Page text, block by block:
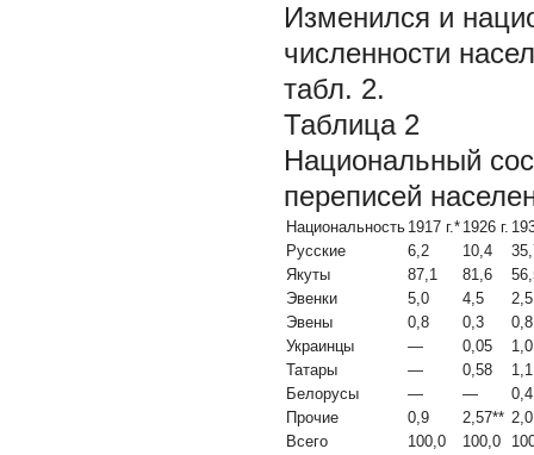
Изменился и
численности
табл. 2.
Таблица 2
Национальный
переписей
Национальность 1917 г.* 1926 г.
Русские
6,2 10,4
Якуты
87,1 81,6
Эвенки
5,0 4,5
2,5
Эвены
0,8 0,3
0,8
Украинцы
— 0,05
1,0
Татары
— 0,58
1,1
Белорусы
— —
0,4
Прочие
0,9 2,57** 2,0
Всего
100,0 100,0